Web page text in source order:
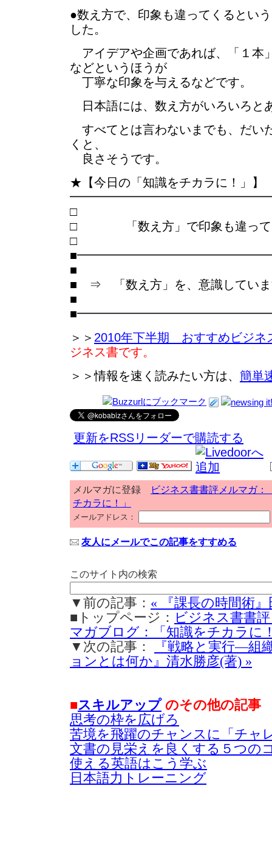
●数え方で、印象も違ってくるとい
した。
アイデアや企画であれば、「１本
などというほうが
丁寧な印象を与えるなどです。
日本語には、数え方がいろいろと
すべてとは言わないまでも、だい
くと、
良さそうです。
★【今日の「知識をチカラに！」】
□ 「数え方」で印象も違って
■
■ ⇒ 「数え方」を、意識していま
■
＞＞ 2010年下半期 おすすめビジネ
ジネス書です。
＞＞情報を速く読みたい方は、 簡単
更新をRSSリーダーで購読する
メルマガに登録
ビジネス書書評メルマガ：
チカラに！」
メールアドレス：
友人にメールでこの記事をすすめる
このサイト内の検索
▼前の記事： « 『課長の時間術
■トップページ： ビジネス書書
マガブログ：「知識をチカラに
▼次の記事：
『戦略と実行―組
ョンとは何か』清水勝彦(著) »
■スキルアップのその他の記事
思考の枠を広げろ
苦境を飛躍のチャンスに「チャ
文書の見栄えを良くする５つの
使える英語はこう学ぶ
日本語力トレーニング